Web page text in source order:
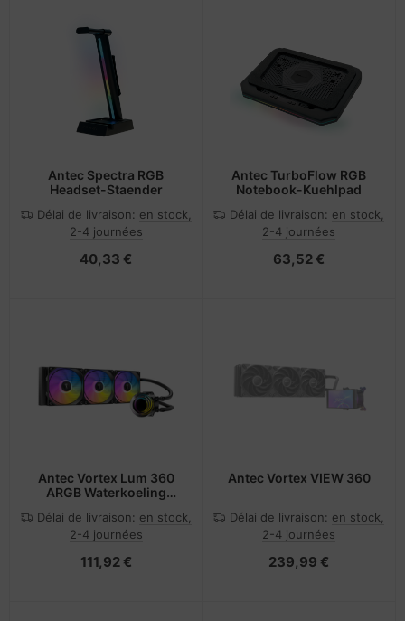
Antec Spectra RGB
Headset-Staender
Délai de livraison: en stock,
2-4 journées
40,33 €
Antec TurboFlow RGB
Notebook-Kuehlpad
Délai de livraison: en stock,
2-4 journées
63,52 €
Antec Vortex Lum 360
ARGB Waterkoeling
Délai de livraison: en stock,
2-4 journées
111,92 €
Antec Vortex VIEW 360
Délai de livraison: en stock,
2-4 journées
239,99 €